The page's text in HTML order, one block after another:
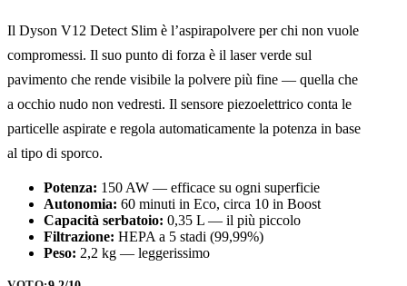
Il Dyson V12 Detect Slim è l’aspirapolvere per chi non vuole
compromessi. Il suo punto di forza è il laser verde sul
pavimento che rende visibile la polvere più fine — quella che
a occhio nudo non vedresti. Il sensore piezoelettrico conta le
particelle aspirate e regola automaticamente la potenza in base
al tipo di sporco.
Potenza: 150 AW — efficace su ogni superficie
Autonomia: 60 minuti in Eco, circa 10 in Boost
Capacità serbatoio: 0,35 L — il più piccolo
Filtrazione: HEPA a 5 stadi (99,99%)
Peso: 2,2 kg — leggerissimo